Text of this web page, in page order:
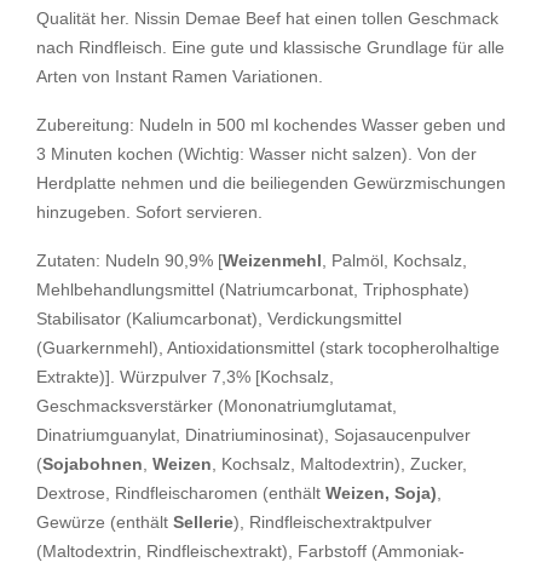
Qualität her. Nissin Demae Beef hat einen tollen Geschmack
nach Rindfleisch. Eine gute und klassische Grundlage für alle
Arten von Instant Ramen Variationen.
Zubereitung: Nudeln in 500 ml kochendes Wasser geben und
3 Minuten kochen (Wichtig: Wasser nicht salzen). Von der
Herdplatte nehmen und die beiliegenden Gewürzmischungen
hinzugeben. Sofort servieren.
Zutaten: Nudeln 90,9% [Weizenmehl , Palmöl, Kochsalz,
Mehlbehandlungsmittel (Natriumcarbonat, Triphosphate)
Stabilisator (Kaliumcarbonat), Verdickungsmittel
(Guarkernmehl), Antioxidationsmittel (stark tocopherolhaltige
Extrakte)]. Würzpulver 7,3% [Kochsalz,
Geschmacksverstärker (Mononatriumglutamat,
Dinatriumguanylat, Dinatriuminosinat), Sojasaucenpulver
(Sojabohnen Weizen , Kochsalz, Maltodextrin), Zucker,
Dextrose, Rindfleischaromen (enthält Weizen, Soja)
Gewürze (enthält Sellerie), Rindfleischextraktpulver
(Maltodextrin, Rindfleischextrakt), Farbstoff (Ammoniak-